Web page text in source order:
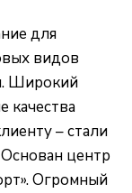
для
видов
Широкий
качества
– стали
центр
Огромный